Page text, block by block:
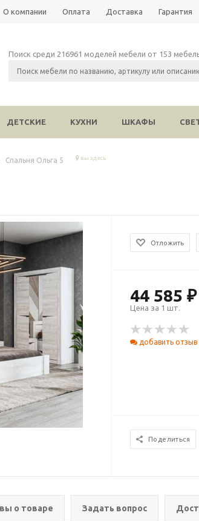
О компании Оплата Доставка Гарантия
Поиск среди 216961 моделей мебели от 153
ДЕТСКИЕ КУХНИ ШКАФЫ
Спальня Ольга 5 вы здесь
Отложить
44 585 ₽
Цена за 1 шт.
добавить отзыв
Поделиться
о товаре Задать вопрос